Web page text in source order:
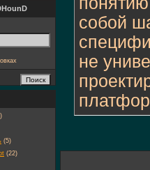
собой
не
(5)
(22)